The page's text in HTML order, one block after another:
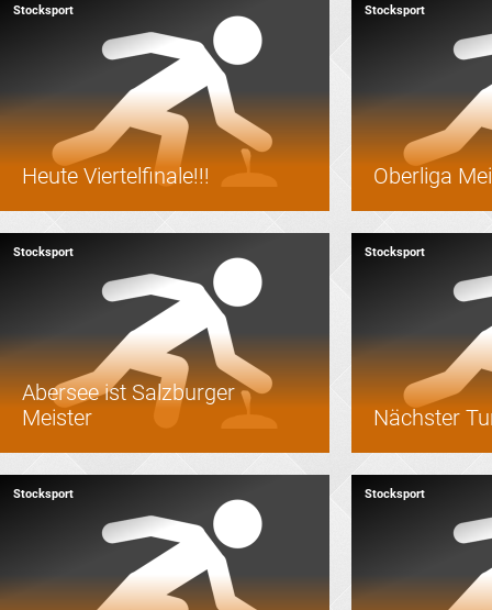
Stocksport
Heute Viertelfinale!!!
Stocksport
Oberliga
Stocksport
Abersee ist Salzburger
Meister
Stocksport
Nächster
Stocksport Stocksport